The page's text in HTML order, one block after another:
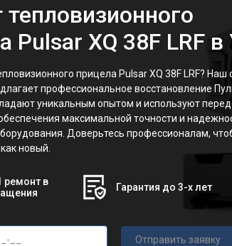
Pulsar XQ 38F LRF
прицела Pulsar XQ 38F LRF? Наш
профессиональное восстановление
уникальным опытом и используют
максимальной точности и
Доверьтесь профессионалам,
новый.
ремонт в
Гарантия до 3-х лет
Отправить заявку